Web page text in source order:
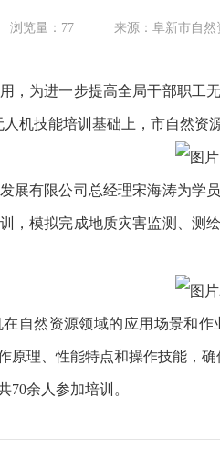
浏览量：77 来源：阜新市自然
为进一步提高全局干部职工
机技能培训基础上，市自然资
有限公司总经理宋海涛为学
，模拟完成地质灾害监测、测
然资源领域的应用场景和作
原理、性能特点和操作技能，
余人参加培训。